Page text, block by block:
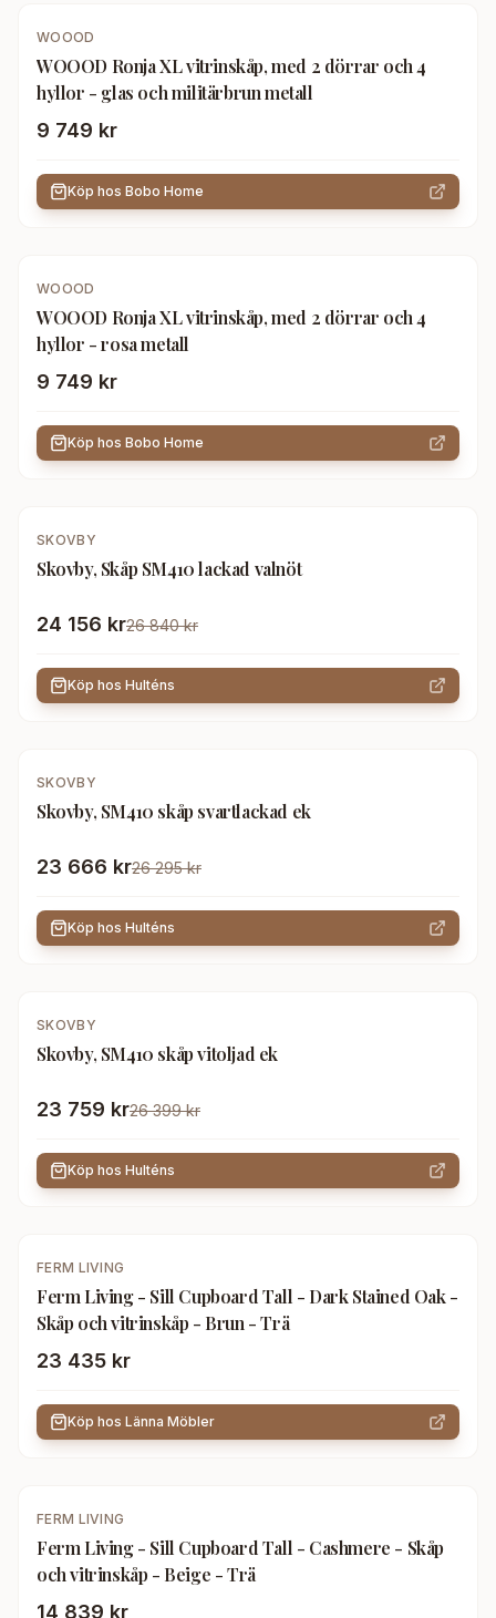
WOOOD
WOOOD Ronja XL vitrinskåp, med 2 dörrar och 4
hyllor - glas och militärbrun metall
9 749 kr
Köp hos Bobo Home
WOOOD
WOOOD Ronja XL vitrinskåp, med 2 dörrar och 4
hyllor - rosa metall
9 749 kr
Köp hos Bobo Home
- 10%
SKOVBY
Skovby, Skåp SM410 lackad valnöt
24 156 kr26 840 kr
Köp hos Hulténs
- 10%
SKOVBY
Skovby, SM410 skåp svartlackad ek
23 666 kr26 295 kr
Köp hos Hulténs
- 10%
SKOVBY
Skovby, SM410 skåp vitoljad ek
23 759 kr26 399 kr
Köp hos Hulténs
FERM LIVING
Ferm Living - Sill Cupboard Tall - Dark Stained Oak -
Skåp och vitrinskåp - Brun - Trä
23 435 kr
Köp hos Länna Möbler
FERM LIVING
Ferm Living - Sill Cupboard Tall - Cashmere - Skåp
och vitrinskåp - Beige - Trä
14 839 kr